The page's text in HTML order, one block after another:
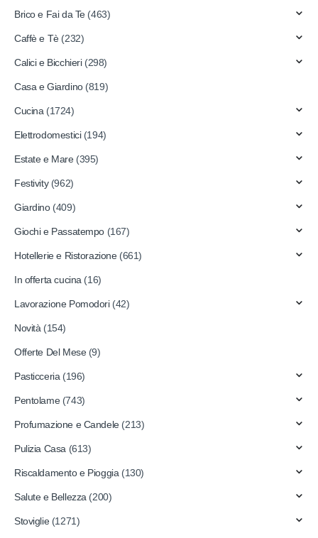
Brico e Fai da Te (463)
Caffè e Tè (232)
Calici e Bicchieri (298)
Casa e Giardino (819)
Cucina (1724)
Elettrodomestici (194)
Estate e Mare (395)
Festivity (962)
Giardino (409)
Giochi e Passatempo (167)
Hotellerie e Ristorazione (661)
In offerta cucina (16)
Lavorazione Pomodori (42)
Novità (154)
Offerte Del Mese (9)
Pasticceria (196)
Pentolame (743)
Profumazione e Candele (213)
Pulizia Casa (613)
Riscaldamento e Pioggia (130)
Salute e Bellezza (200)
Stoviglie (1271)